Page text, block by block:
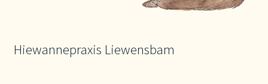
Hiewannepraxis Liewensbam